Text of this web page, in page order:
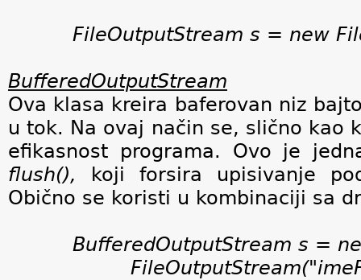
FileOutputStream s = new
BufferedOutputStream
Ova klasa kreira baferovan niz
u tok. Na ovaj način se, slično kao
efikasnost programa. Ovo je
flush(),
koji forsira upisivanje
Obično se koristi u kombinaciji sa
BufferedOutputStream s =